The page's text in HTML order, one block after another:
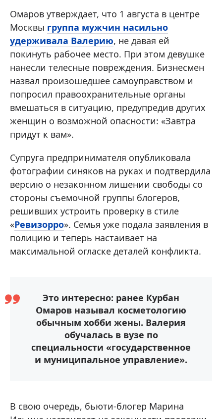
Омаров утверждает, что 1 августа в центре
Москвы группа мужчин насильно
удерживала Валерию, не давая ей
покинуть рабочее место. При этом девушке
нанесли телесные повреждения. Бизнесмен
назвал произошедшее самоуправством и
попросил правоохранительные органы
вмешаться в ситуацию, предупредив других
женщин о возможной опасности: «Завтра
придут к вам».
Супруга предпринимателя опубликовала
фотографии синяков на руках и подтвердила
версию о незаконном лишении свободы со
стороны съемочной группы блогеров,
решивших устроить проверку в стиле
«Ревизорро». Семья уже подала заявления в
полицию и теперь настаивает на
максимальной огласке деталей конфликта.
Это интересно: ранее Курбан
Омаров называл косметологию
обычным хобби жены. Валерия
обучалась в вузе по
специальности «государственное
и муниципальное управление».
В свою очередь, бьюти-блогер Марина